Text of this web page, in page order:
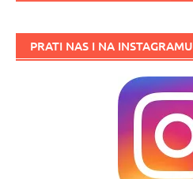
PRATI NAS I NA INSTAGRAMU